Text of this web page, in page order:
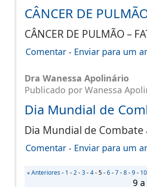
CÂNCER DE
CÂNCER DE PULMÃO –
Comentar - Enviar para um
Dra Wanessa Apolinário
Publicado por Wanessa
Dia Mundial de
Dia Mundial de
Comentar - Enviar para um
« Anteriores- 1 -2-3-4-5-6-7-8-9- 10
9